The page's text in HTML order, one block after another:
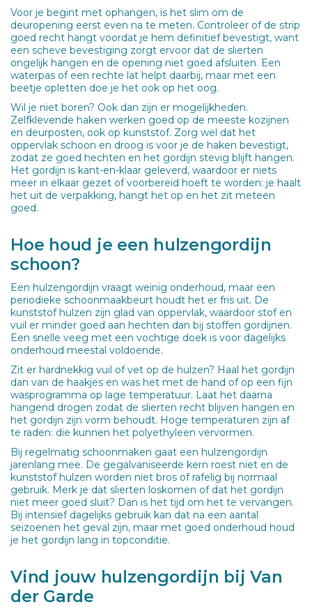
Voor je begint met ophangen, is het slim om de
deuropening eerst even na te meten. Controleer of de strip
goed recht hangt voordat je hem definitief bevestigt, want
een scheve bevestiging zorgt ervoor dat de slierten
ongelijk hangen en de opening niet goed afsluiten. Een
waterpas of een rechte lat helpt daarbij, maar met een
beetje opletten doe je het ook op het oog.
Wil je niet boren? Ook dan zijn er mogelijkheden.
Zelfklevende haken werken goed op de meeste kozijnen
en deurposten, ook op kunststof. Zorg wel dat het
oppervlak schoon en droog is voor je de haken bevestigt,
zodat ze goed hechten en het gordijn stevig blijft hangen.
Het gordijn is kant-en-klaar geleverd, waardoor er niets
meer in elkaar gezet of voorbereid hoeft te worden: je haalt
het uit de verpakking, hangt het op en het zit meteen
goed.
Hoe houd je een hulzengordijn
schoon?
Een hulzengordijn vraagt weinig onderhoud, maar een
periodieke schoonmaakbeurt houdt het er fris uit. De
kunststof hulzen zijn glad van oppervlak, waardoor stof en
vuil er minder goed aan hechten dan bij stoffen gordijnen.
Een snelle veeg met een vochtige doek is voor dagelijks
onderhoud meestal voldoende.
Zit er hardnekkig vuil of vet op de hulzen? Haal het gordijn
dan van de haakjes en was het met de hand of op een fijn
wasprogramma op lage temperatuur. Laat het daarna
hangend drogen zodat de slierten recht blijven hangen en
het gordijn zijn vorm behoudt. Hoge temperaturen zijn af
te raden: die kunnen het polyethyleen vervormen.
Bij regelmatig schoonmaken gaat een hulzengordijn
jarenlang mee. De gegalvaniseerde kern roest niet en de
kunststof hulzen worden niet bros of rafelig bij normaal
gebruik. Merk je dat slierten loskomen of dat het gordijn
niet meer goed sluit? Dan is het tijd om het te vervangen.
Bij intensief dagelijks gebruik kan dat na een aantal
seizoenen het geval zijn, maar met goed onderhoud houd
je het gordijn lang in topconditie.
Vind jouw hulzengordijn bij Van
der Garde